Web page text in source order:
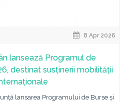
8 Apr 2026
lansează Programul de
destinat susținerii mobilității
lansarea Programului de Burse și